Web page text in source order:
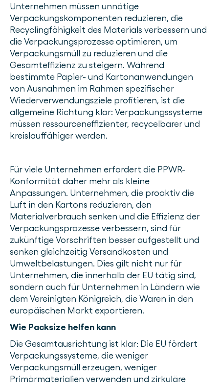
Unternehmen müssen unnötige
Verpackungskomponenten reduzieren, die
Recyclingfähigkeit des Materials verbessern und
die Verpackungsprozesse optimieren, um
Verpackungsmüll zu reduzieren und die
Gesamteffizienz zu steigern. Während
bestimmte Papier- und Kartonanwendungen
von Ausnahmen im Rahmen spezifischer
Wiederverwendungsziele profitieren, ist die
allgemeine Richtung klar: Verpackungssysteme
müssen ressourceneffizienter, recycelbarer und
kreislauffähiger werden.
Für viele Unternehmen erfordert die PPWR-
Konformität daher mehr als kleine
Anpassungen. Unternehmen, die proaktiv die
Luft in den Kartons reduzieren, den
Materialverbrauch senken und die Effizienz der
Verpackungsprozesse verbessern, sind für
zukünftige Vorschriften besser aufgestellt und
senken gleichzeitig Versandkosten und
Umweltbelastungen. Dies gilt nicht nur für
Unternehmen, die innerhalb der EU tätig sind,
sondern auch für Unternehmen in Ländern wie
dem Vereinigten Königreich, die Waren in den
europäischen Markt exportieren.
Wie Packsize helfen kann
Die Gesamtausrichtung ist klar: Die EU fördert
Verpackungssysteme, die weniger
Verpackungsmüll erzeugen, weniger
Primärmaterialien verwenden und zirkuläre